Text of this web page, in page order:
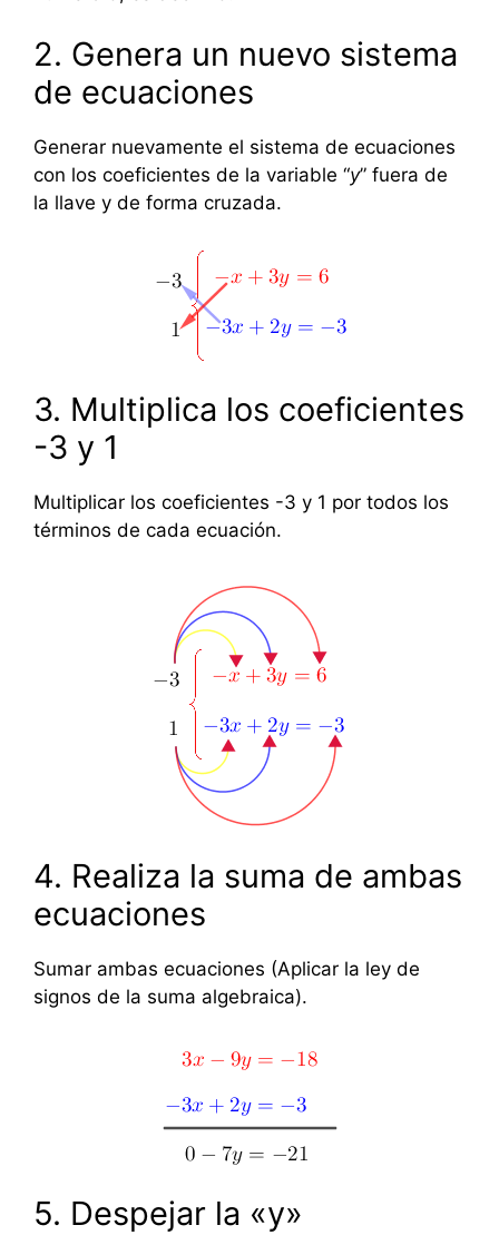
2. Genera un nuevo sistema
de ecuaciones
Generar nuevamente el sistema de ecuaciones
con los coeficientes de la variable “y” fuera de
la llave y de forma cruzada.
3. Multiplica los coeficientes
-3 y 1
Multiplicar los coeficientes -3 y 1 por todos los
términos de cada ecuación.
4. Realiza la suma de ambas
ecuaciones
Sumar ambas ecuaciones (Aplicar la ley de
signos de la suma algebraica).
5. Despejar la «y»